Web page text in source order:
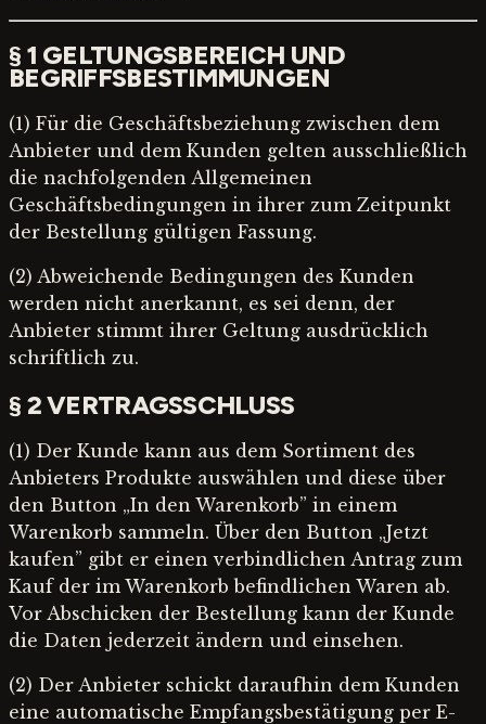
§ 1 GELTUNGSBEREICH UND
BEGRIFFSBESTIMMUNGEN
(1) Für die Geschäftsbeziehung zwischen dem
Anbieter und dem Kunden gelten ausschließlich
die nachfolgenden Allgemeinen
Geschäftsbedingungen in ihrer zum Zeitpunkt
der Bestellung gültigen Fassung.
(2) Abweichende Bedingungen des Kunden
werden nicht anerkannt, es sei denn, der
Anbieter stimmt ihrer Geltung ausdrücklich
schriftlich zu.
§ 2 VERTRAGSSCHLUSS
(1) Der Kunde kann aus dem Sortiment des
Anbieters Produkte auswählen und diese über
den Button „In den Warenkorb” in einem
Warenkorb sammeln. Über den Button „Jetzt
kaufen” gibt er einen verbindlichen Antrag zum
Kauf der im Warenkorb befindlichen Waren ab.
Vor Abschicken der Bestellung kann der Kunde
die Daten jederzeit ändern und einsehen.
(2) Der Anbieter schickt daraufhin dem Kunden
eine automatische Empfangsbestätigung per E-